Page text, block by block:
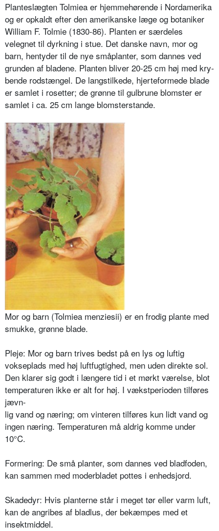
Planteslægten Tolmiea er hjemmehø­rende i Nordamerika
og er opkaldt efter den amerikanske læge og botani­ker
William F. Tolmie (1830-86). Planten er særdeles
velegnet til dyrk­ning i stue. Det danske navn, mor og
barn, hentyder til de nye småplanter, som dannes ved
grunden af bladene. Planten bliver 20-25 cm høj med kry­
bende rodstængel. De langstilkede, hjerteformede blade
er samlet i roset­ter; de grønne til gulbrune blomster er
samlet i ca. 25 cm lange blomsterstan­de.
Mor og barn (Tolmiea menziesii) er en frodig plante med
smukke, grønne blade.
Pleje: Mor og barn trives bedst på en lys og luftig
vokseplads med høj luft­fugtighed, men uden direkte sol.
Den klarer sig godt i længere tid i et mørkt værelse, blot
temperaturen ikke er alt for høj. I vækstperioden tilføres
jævn-
lig vand og næring; om vinteren tilføres kun lidt vand og
ingen næring. Tempe­raturen må aldrig komme under
10°C.
Formering: De små planter, som dan­nes ved bladfoden,
kan sammen med moderbladet pottes i enhedsjord.
Skadedyr: Hvis planterne står i meget tør eller varm luft,
kan de angribes af bladlus, der bekæmpes med et
insekt­middel.